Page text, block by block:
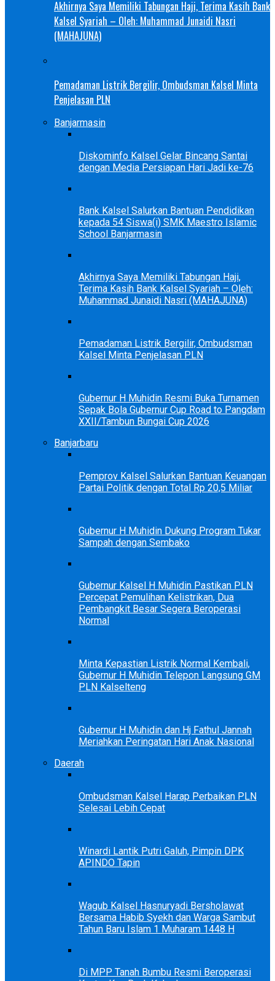
Akhirnya Saya Memiliki Tabungan Haji, Terima Kasih Bank
Kalsel Syariah – Oleh: Muhammad Junaidi Nasri
(MAHAJUNA)
Pemadaman Listrik Bergilir, Ombudsman Kalsel Minta
Penjelasan PLN
Banjarmasin
Diskominfo Kalsel Gelar Bincang Santai
dengan Media Persiapan Hari Jadi ke-76
Bank Kalsel Salurkan Bantuan Pendidikan
kepada 54 Siswa(i) SMK Maestro Islamic
School Banjarmasin
Akhirnya Saya Memiliki Tabungan Haji,
Terima Kasih Bank Kalsel Syariah – Oleh:
Muhammad Junaidi Nasri (MAHAJUNA)
Pemadaman Listrik Bergilir, Ombudsman
Kalsel Minta Penjelasan PLN
Gubernur H Muhidin Resmi Buka Turnamen
Sepak Bola Gubernur Cup Road to Pangdam
XXII/Tambun Bungai Cup 2026
Banjarbaru
Pemprov Kalsel Salurkan Bantuan Keuangan
Partai Politik dengan Total Rp 20,5 Miliar
Gubernur H Muhidin Dukung Program Tukar
Sampah dengan Sembako
Gubernur Kalsel H Muhidin Pastikan PLN
Percepat Pemulihan Kelistrikan, Dua
Pembangkit Besar Segera Beroperasi
Normal
Minta Kepastian Listrik Normal Kembali,
Gubernur H Muhidin Telepon Langsung GM
PLN Kalselteng
Gubernur H Muhidin dan Hj Fathul Jannah
Meriahkan Peringatan Hari Anak Nasional
Daerah
Ombudsman Kalsel Harap Perbaikan PLN
Selesai Lebih Cepat
Winardi Lantik Putri Galuh, Pimpin DPK
APINDO Tapin
Wagub Kalsel Hasnuryadi Bersholawat
Bersama Habib Syekh dan Warga Sambut
Tahun Baru Islam 1 Muharam 1448 H
Di MPP Tanah Bumbu Resmi Beroperasi